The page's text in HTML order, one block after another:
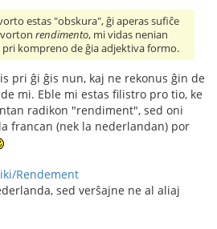
estas "obskura", ĝi aperas sufiĉe
vortonrendimento, mi vidas nenian
kompreno de ĝia adjektiva formo.
pri ĝi ĝis nun, kaj ne rekonus ĝin de
mi. Eble mi estas filistro pro tio, ke
radikon "rendiment", sed oni
francan (nek la nederlandan) por
Rendement
sed verŝajne ne al aliaj